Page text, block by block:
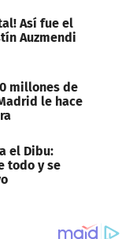
Así fue el
Auzmendi
millones de
le hace
el Dibu:
todo y se